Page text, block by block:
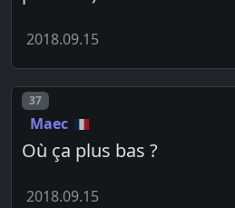
2018.09.15
Post number
37
Maec
Où ça plus bas ?
2018.09.15